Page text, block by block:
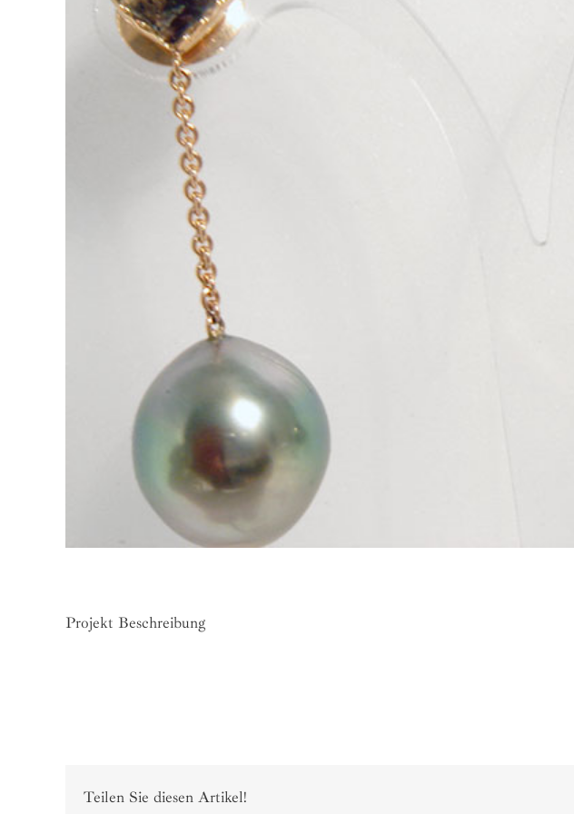
Projekt Beschreibung
Teilen Sie diesen Artikel!